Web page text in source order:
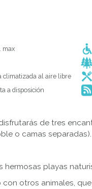
max
climatizada al aire libre
a disposición
de tres
o camas separadas).
hermosas playas
otros animales,